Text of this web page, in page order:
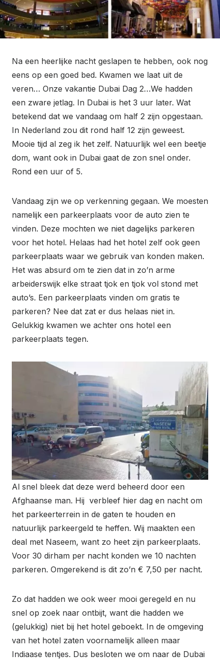
Na een heerlijke nacht geslapen te hebben, ook nog
eens op een goed bed. Kwamen we laat uit de
veren… Onze vakantie Dubai Dag 2…We hadden
een zware jetlag. In Dubai is het 3 uur later. Wat
betekend dat we vandaag om half 2 zijn opgestaan.
In Nederland zou dit rond half 12 zijn geweest.
Mooie tijd al zeg ik het zelf. Natuurlijk wel een beetje
dom, want ook in Dubai gaat de zon snel onder.
Rond een uur of 5.
Vandaag zijn we op verkenning gegaan. We moesten
namelijk een parkeerplaats voor de auto zien te
vinden. Deze mochten we niet dagelijks parkeren
voor het hotel. Helaas had het hotel zelf ook geen
parkeerplaats waar we gebruik van konden maken.
Het was absurd om te zien dat in zo’n arme
arbeiderswijk elke straat tjok en tjok vol stond met
auto’s. Een parkeerplaats vinden om gratis te
parkeren? Nee dat zat er dus helaas niet in.
Gelukkig kwamen we achter ons hotel een
parkeerplaats tegen.
Al snel bleek dat deze werd beheerd door een
Afghaanse man. Hij verbleef hier dag en nacht om
het parkeerterrein in de gaten te houden en
natuurlijk parkeergeld te heffen. Wij maakten een
deal met Naseem, want zo heet zijn parkeerplaats.
Voor 30 dirham per nacht konden we 10 nachten
parkeren. Omgerekend is dit zo’n € 7,50 per nacht.
Zo dat hadden we ook weer mooi geregeld en nu
snel op zoek naar ontbijt, want die hadden we
(gelukkig) niet bij het hotel geboekt. In de omgeving
van het hotel zaten voornamelijk alleen maar
Indiaase tentjes. Dus besloten we om naar de Dubai